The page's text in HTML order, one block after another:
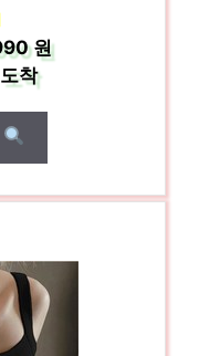
원
착